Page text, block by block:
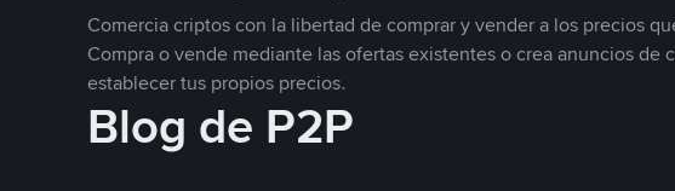
Comercia criptos con la libertad de comprar y vender a los precios
Compra o vende mediante las ofertas existentes o crea anuncios de
establecer tus propios precios.
Blog de P2P